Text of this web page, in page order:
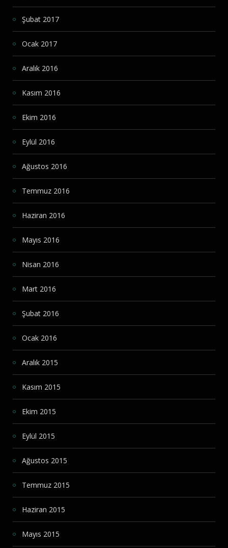
Şubat 2017
Ocak 2017
Aralık 2016
Kasım 2016
Ekim 2016
Eylül 2016
Ağustos 2016
Temmuz 2016
Haziran 2016
Mayıs 2016
Nisan 2016
Mart 2016
Şubat 2016
Ocak 2016
Aralık 2015
Kasım 2015
Ekim 2015
Eylül 2015
Ağustos 2015
Temmuz 2015
Haziran 2015
Mayıs 2015